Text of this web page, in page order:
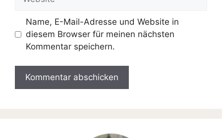
Name, E-Mail-Adresse und Website in
diesem Browser für meinen nächsten
Kommentar speichern.